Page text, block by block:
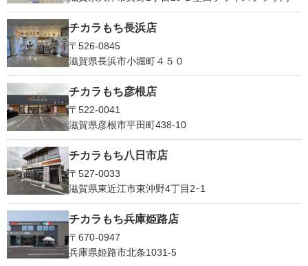
チカラもち長浜店
〒526-0845
滋賀県長浜市小堀町４５０
チカラもち彦根店
〒522-0041
滋賀県彦根市平田町438-10
チカラもち八日市店
〒527-0033
滋賀県東近江市東沖野4丁目2ｰ1
チカラもち兵庫姫路店
〒670-0947
兵庫県姫路市北条1031-5